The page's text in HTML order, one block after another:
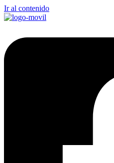
Ir al contenido